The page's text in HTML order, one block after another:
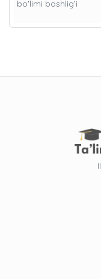
bo'limi boshlig’i